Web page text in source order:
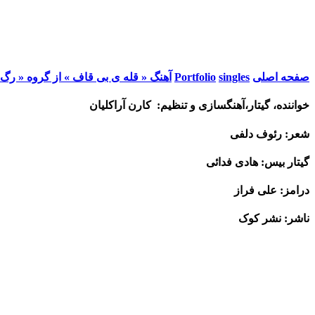
صفحه اصلی Portfolio singles آهنگ « قله ی بی قاف » از گروه «
خواننده، گیتار،آهنگسازی و تنظیم: کارن آراکلیان
شعر: رئوف دلفی
گیتار بیس: هادی فدائی
درامز: علی فراز
ناشر: نشر کوک